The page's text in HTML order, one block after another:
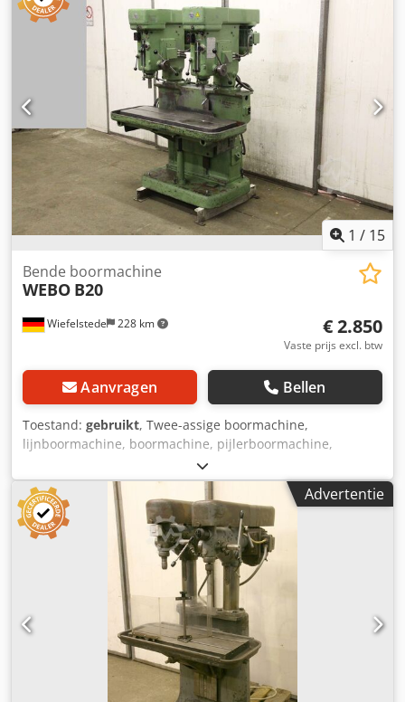
1 / 15
Wiefelstede 228 km
Bende boormachine
WEBO B20
€ 2.850
Vaste prijs excl. btw
Aanvragen Bellen
Toestand: gebruikt, Twee-assige boormachine,
lijnboormachine, boormachine, pijlerboormachine,
kolomboormachine -spindelmontage: MK2 -Motor: 1,2/0,85
kW -Tafelafmetingen: 1175 x 355 mm -keel: 255 mm Cedpfx
Aed Tm Hnegrsha -snelheden: 125 - 1400 rpm -
spindelslag: 125 mm -Afmetingen: 1345/960/H1900 mm -
Gewicht: 1212 kg
Advertentie